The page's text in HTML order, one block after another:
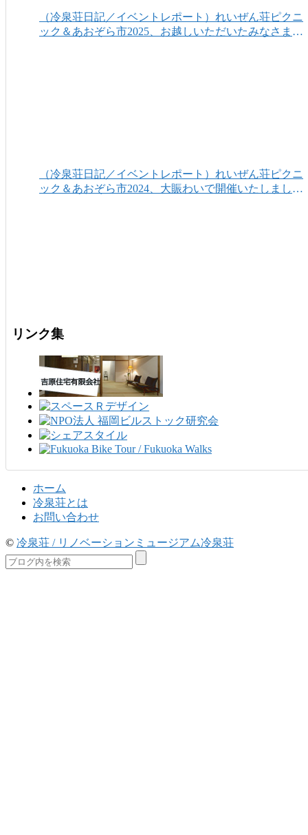
（冷泉荘日記／イベントレポート）れいぜん荘ピクニ
ック＆あおぞら市2025、お越しいただいたみなさまあ
（冷泉荘日記／イベントレポート）れいぜん荘ピクニ
ック＆あおぞら市2024、大賑わいで開催いたしまし
リンク集
ホーム
冷泉荘とは
お問い合わせ
© 冷泉荘 / リノベーションミュージアム冷泉荘